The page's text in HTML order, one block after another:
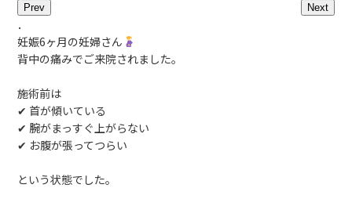
Prev Next
．
妊娠6ヶ月の妊婦さん
背中の痛みでご来院されました。
施術前は
✔ 首が傾いている
✔ 腕がまっすぐ上がらない
✔ お腹が張ってつらい
という状態でした。